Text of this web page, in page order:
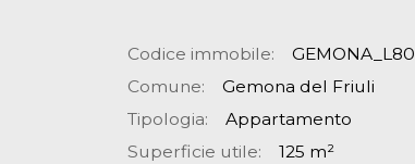
Codice immobile:
GEMONA_L80
Comune:
Gemona del Friuli
Tipologia:
Appartamento
Superficie utile:
125 m²